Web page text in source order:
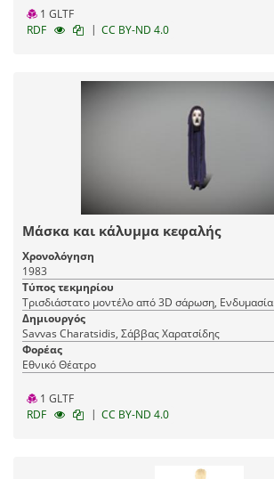
1 GLTF
RDF
| CC BY-ND 4.0
Μάσκα και κάλυμμα κεφαλής
Χρονολόγηση
1983
Τύπος τεκμηρίου
Τρισδιάστατο μοντέλο από 3D σάρωση, Ενδυμασία
Δημιουργός
Savvas Charatsidis, Σάββας Χαρατσίδης
Φορέας
Εθνικό Θέατρο
1 GLTF
RDF
| CC BY-ND 4.0